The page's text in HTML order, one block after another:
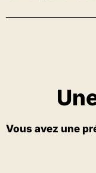
Vous avez une